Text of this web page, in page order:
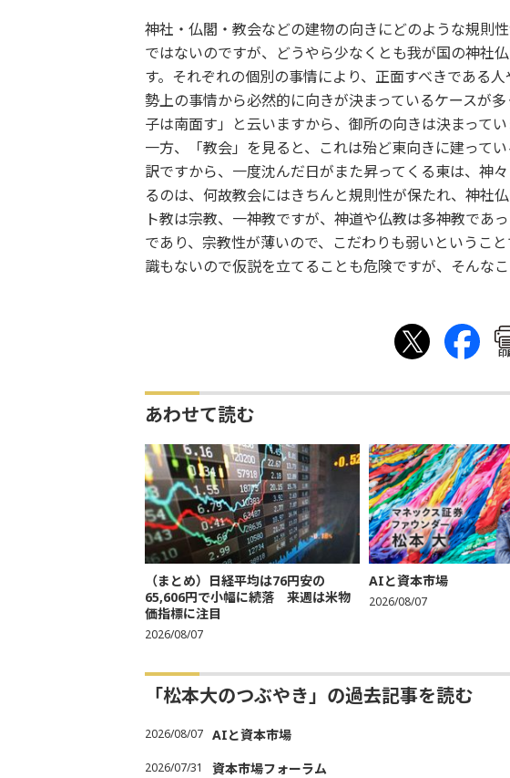
神社・仏閣・教会などの建物の向きにどのような規則
ではないのですが、どうやら少なくとも我が国の神社
す。それぞれの個別の事情により、正面すべきである
勢上の事情から必然的に向きが決まっているケースが
子は南面す」と云いますから、御所の向きは決まって
一方、「教会」を見ると、これは殆ど東向きに建って
訳ですから、一度沈んだ日がまた昇ってくる東は、神
るのは、何故教会にはきちんと規則性が保たれ、神社
ト教は宗教、一神教ですが、神道や仏教は多神教であ
であり、宗教性が薄いので、こだわりも弱いというこ
識もないので仮説を立てることも危険ですが、そんなこ
印
あわせて読む
（まとめ）日経平均は76円安の
65,606円で小幅に続落 来週は米物
価指標に注目
2026/08/07
AIと資本市場
2026/08/07
「松本大のつぶやき」の過去記事を読む
2026/08/07 AIと資本市場
2026/07/31 資本市場フォーラム